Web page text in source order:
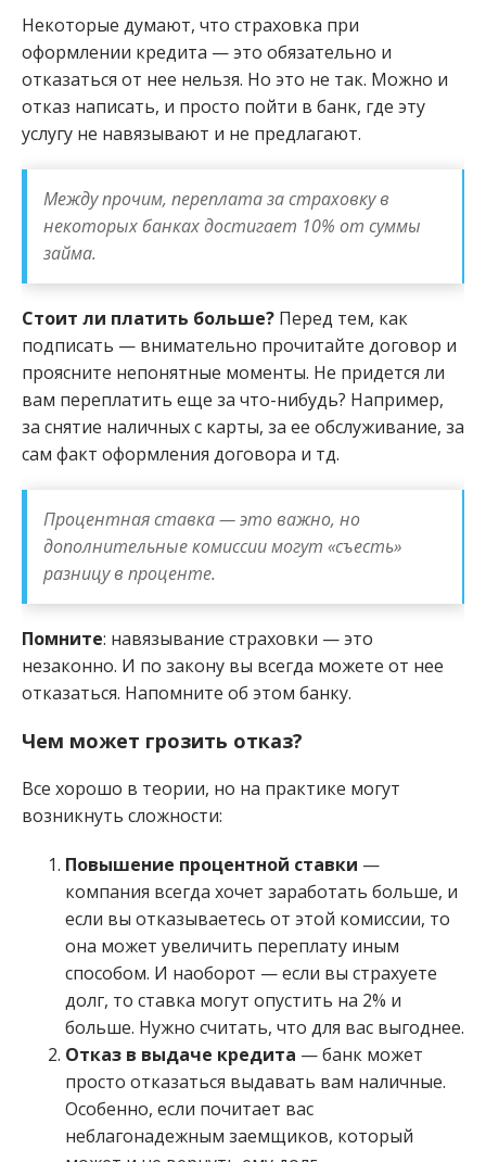
Некоторые думают, что страховка при
оформлении кредита — это обязательно и
отказаться от нее нельзя. Но это не так. Можно и
отказ написать, и просто пойти в банк, где эту
услугу не навязывают и не предлагают.
Между прочим, переплата за страховку в
некоторых банках достигает 10% от суммы
займа.
Стоит ли платить больше? Перед тем, как
подписать — внимательно прочитайте договор и
проясните непонятные моменты. Не придется ли
вам переплатить еще за что-нибудь? Например,
за снятие наличных с карты, за ее обслуживание, за
сам факт оформления договора и тд.
Процентная ставка — это важно, но
дополнительные комиссии могут «съесть»
разницу в проценте.
Помните: навязывание страховки — это
незаконно. И по закону вы всегда можете от нее
отказаться. Напомните об этом банку.
Чем может грозить отказ?
Все хорошо в теории, но на практике могут
возникнуть сложности:
Повышение процентной ставки —
компания всегда хочет заработать больше, и
если вы отказываетесь от этой комиссии, то
она может увеличить переплату иным
способом. И наоборот — если вы страхуете
долг, то ставка могут опустить на 2% и
больше. Нужно считать, что для вас выгоднее.
Отказ в выдаче кредита — банк может
просто отказаться выдавать вам наличные.
Особенно, если почитает вас
неблагонадежным заемщиков, который